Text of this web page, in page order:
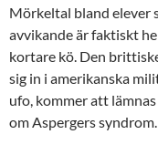
Mörkeltal bland elever
avvikande är faktiskt
kortare kö. Den
sig in i amerikanska
ufo, kommer att
om Aspergers syndrom.